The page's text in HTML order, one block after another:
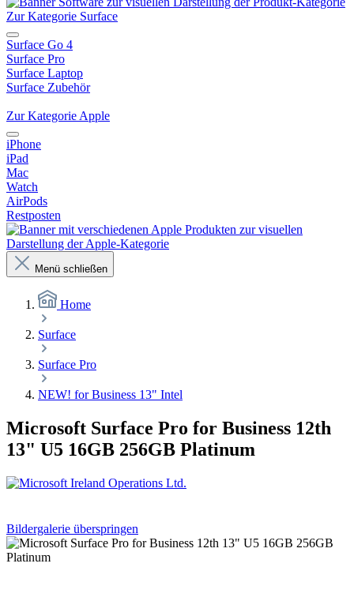
Zur Kategorie Surface
Surface Go 4
Surface Pro
Surface Laptop
Surface Zubehör
Zur Kategorie Apple
iPhone
iPad
Mac
Watch
AirPods
Restposten
Menü schließen
Home
Surface
Surface Pro
NEW! for Business 13" Intel
Microsoft Surface Pro for Business 12th
13" U5 16GB 256GB Platinum
Bildergalerie überspringen